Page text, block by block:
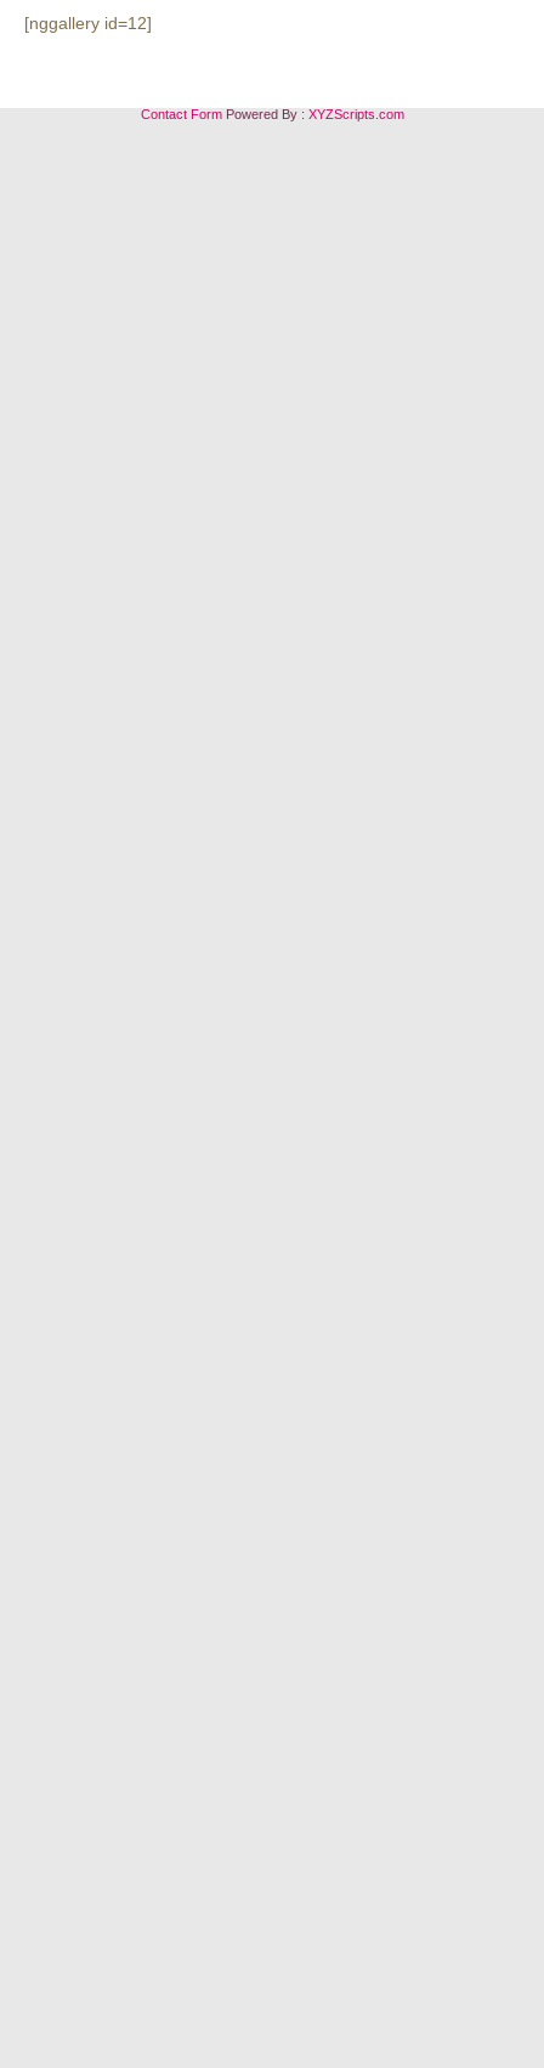
[nggallery id=12]
Contact FormPowered By : XYZScripts.com